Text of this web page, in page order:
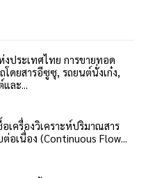
ประเทศไทย การขายทอด
โดยสารอีซูซุ, รถยนต์นั่งเก๋ง,
ละ...
เครื่องวิเคราะห์ปริมาณสาร
อเนื่อง (Continuous Flow...